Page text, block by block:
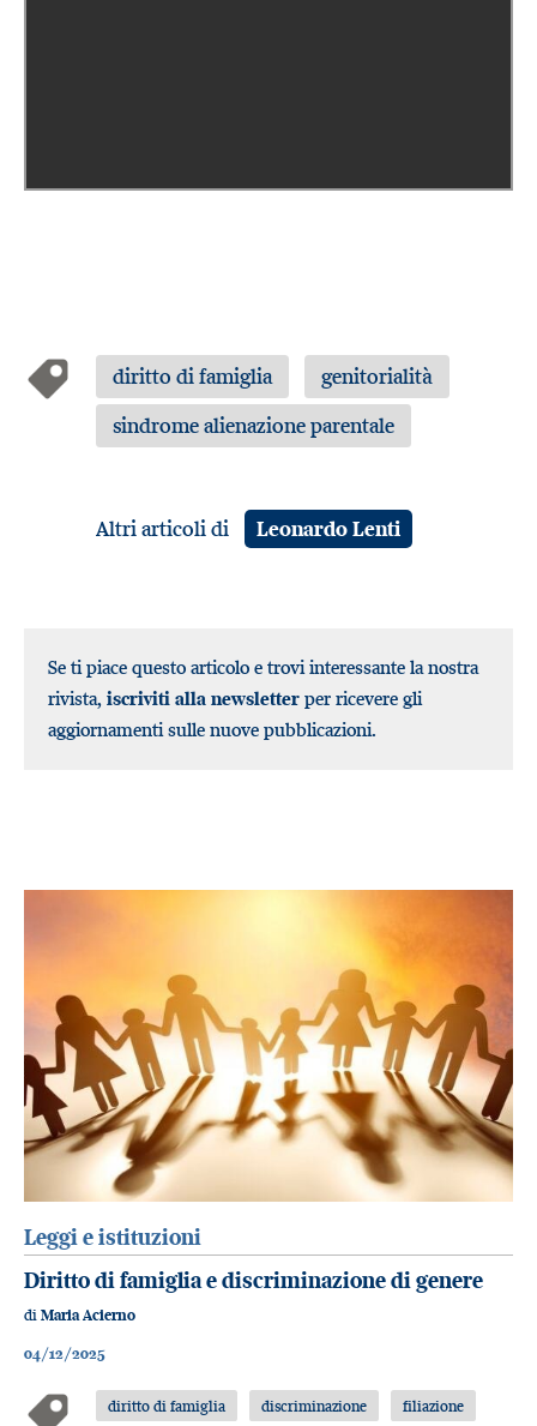
diritto di famiglia
genitorialità
sindrome alienazione parentale
Altri articoli di Leonardo Lenti
Se ti piace questo articolo e trovi interessante la nostra
rivista, iscriviti alla newsletter per ricevere gli
aggiornamenti sulle nuove pubblicazioni.
Leggi e istituzioni
Diritto di famiglia e discriminazione di genere
di Maria Acierno
04/12/2025
diritto di famiglia discriminazione filiazione